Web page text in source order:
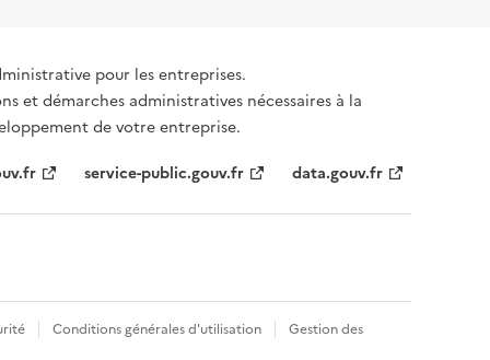
pour les entreprises.
et démarches administratives nécessaires à la
de votre entreprise.
service-public.gouv.fr data.gouv.fr
Conditions générales d'utilisation
Gestion des